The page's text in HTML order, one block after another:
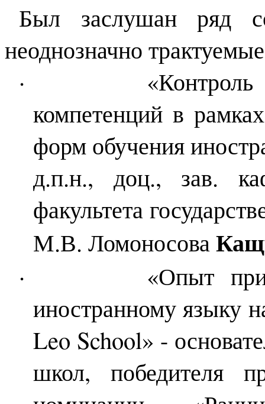
Был заслушан ряд
неоднозначно
·
компетенций в
форм обучения
д.п.н., доц., зав.
факультета
М.В. Ломоносова
·
«Опыт
иностранному языку
Leo School» -
школ, победителя